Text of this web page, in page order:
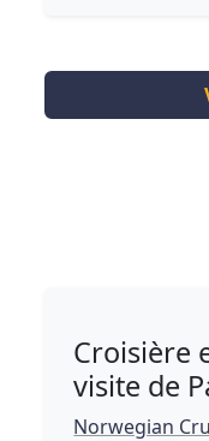
Croisière
visite de
Norwegian